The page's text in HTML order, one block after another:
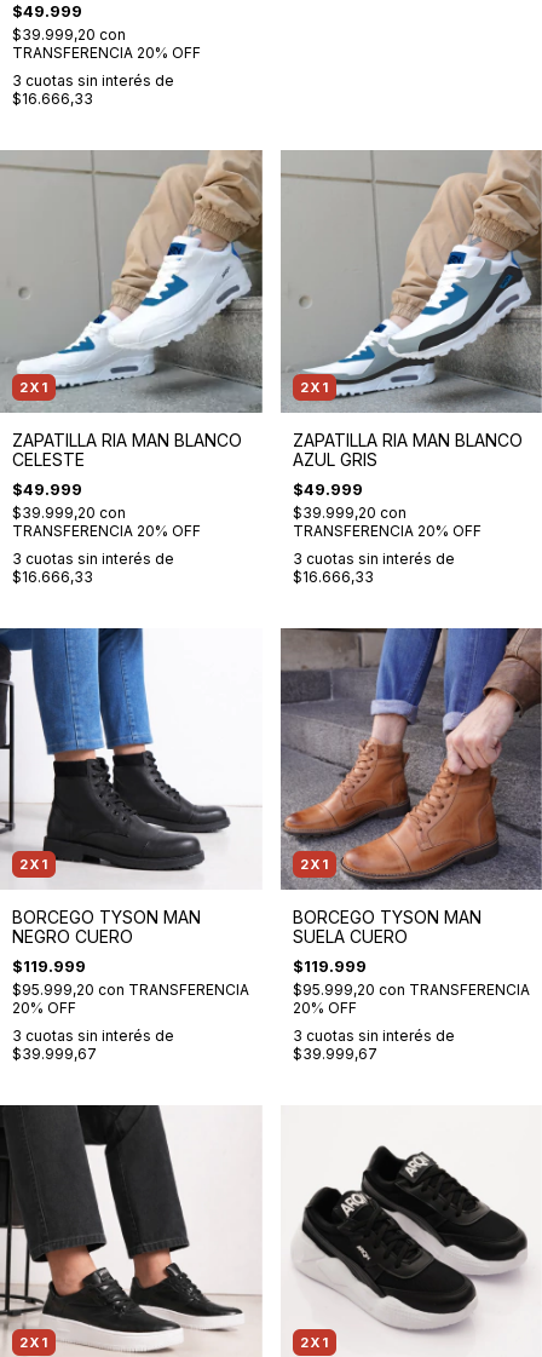
$49.999
$39.999,20 con
TRANSFERENCIA 20% OFF
3 cuotas sin interés de
$16.666,33
2X1
ZAPATILLA RIA MAN BLANCO
CELESTE
$49.999
$39.999,20 con
TRANSFERENCIA 20% OFF
3 cuotas sin interés de
$16.666,33
2X1
ZAPATILLA RIA MAN BLANCO
AZUL GRIS
$49.999
$39.999,20 con
TRANSFERENCIA 20% OFF
3 cuotas sin interés de
$16.666,33
2X1
BORCEGO TYSON MAN
NEGRO CUERO
$119.999
$95.999,20 con TRANSFERENCIA
20% OFF
3 cuotas sin interés de
$39.999,67
2X1
BORCEGO TYSON MAN
SUELA CUERO
$119.999
$95.999,20 con TRANSFERENCIA
20% OFF
3 cuotas sin interés de
$39.999,67
2X1 2X1